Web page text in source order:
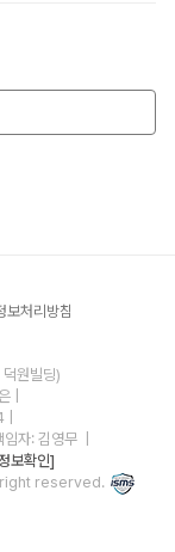
보처리방침
원빌딩)
|
임자: 김영무
보확인]
reserved.